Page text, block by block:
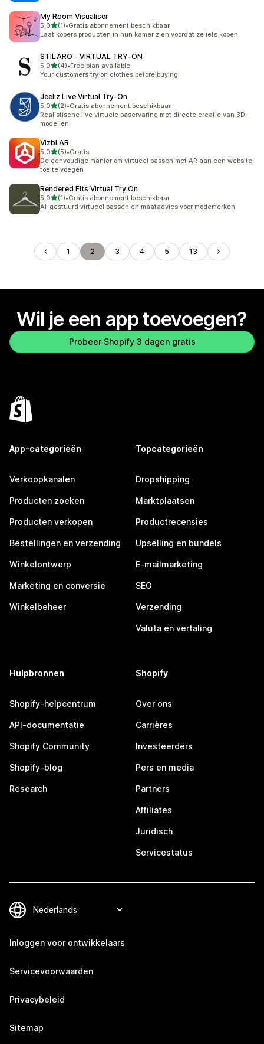
My Room Visualiser
5,0van 5 sterren
(1)
1 recensies in totaal
•Gratis abonnement beschikbaar
Laat kopers producten in hun kamer zien voordat ze iets kopen
STILARO ‑ VIRTUAL TRY‑ON
5,0van 5 sterren
(4)
4 recensies in totaal
•Free plan available
Your customers try on clothes before buying.
Jeeliz Live Virtual Try‑On
5,0van 5 sterren
(2)
2 recensies in totaal
•Gratis abonnement beschikbaar
Realistische live virtuele paservaring met directe creatie van 3D-
modellen
Vizbl AR
5,0van 5 sterren
(5)
5 recensies in totaal
•Gratis
De eenvoudige manier om virtueel passen met AR aan een website
toe te voegen
Rendered Fits Virtual Try On
5,0van 5 sterren
(1)
1 recensies in totaal
•Gratis abonnement beschikbaar
AI-gestuurd virtueel passen en maatadvies voor modemerken
1 2 3 4 5 13
Wil je een app toevoegen?
Probeer Shopify 3 dagen gratis
App-categorieën
Verkoopkanalen
Producten zoeken
Producten verkopen
Bestellingen en verzending
Winkelontwerp
Marketing en conversie
Winkelbeheer
Topcategorieën
Dropshipping
Marktplaatsen
Productrecensies
Upselling en bundels
E-mailmarketing
SEO
Verzending
Valuta en vertaling
Hulpbronnen
Shopify-helpcentrum
API-documentatie
Shopify Community
Shopify-blog
Research
Shopify
Over ons
Carrières
Investeerders
Pers en media
Partners
Affiliates
Juridisch
Servicestatus
Inloggen voor ontwikkelaars
Servicevoorwaarden
Privacybeleid
Sitemap